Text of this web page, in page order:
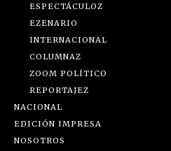
ESPECTÁCULOZ
EZENARIO
INTERNACIONAL
COLUMNAZ
ZOOM POLÍTICO
REPORTAJEZ
NACIONAL
EDICIÓN IMPRESA
NOSOTROS